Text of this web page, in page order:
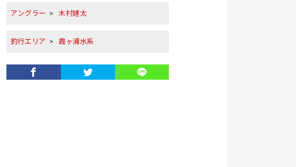
アングラー > 木村建太
釣行エリア > 霞ヶ浦水系